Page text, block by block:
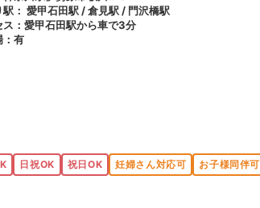
駅： 愛甲石田駅 / 倉見駅 / 門沢橋駅
ス：愛甲石田駅から車で3分
：有
日祝OK 祝日OK 妊婦さん対応可 お子様同伴可